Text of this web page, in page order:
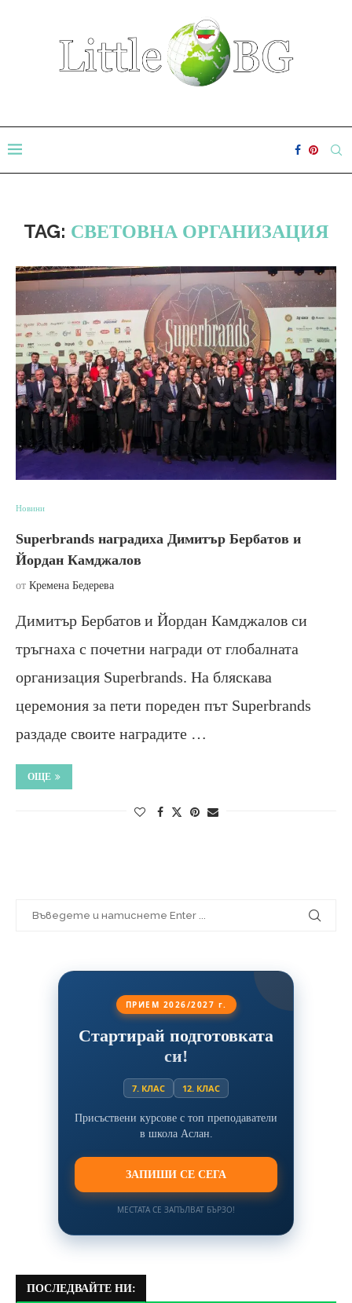
TAG: СВЕТОВНА ОРГАНИЗАЦИЯ
Новини
Superbrands наградиха Димитър Бербатов и
Йордан Камджалов
от Кремена Бедерева
Димитър Бербатов и Йордан Камджалов си
тръгнаха с почетни награди от глобалната
организация Superbrands. На бляскава
церемония за пети пореден път Superbrands
раздаде своите наградите …
ОЩЕ
ПРИЕМ 2026/2027 г.
Стартирай подготовката
си!
7. КЛАС 12. КЛАС
Присъствени курсове с топ преподаватели
в школа Аслан.
ЗАПИШИ СЕ СЕГА
МЕСТАТА СЕ ЗАПЪЛВАТ БЪРЗО!
ПОСЛЕДВАЙТЕ НИ: